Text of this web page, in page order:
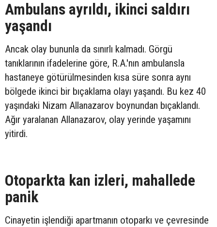
Ambulans ayrıldı, ikinci saldırı
yaşandı
Ancak olay bununla da sınırlı kalmadı. Görgü
tanıklarının ifadelerine göre, R.A.'nın ambulansla
hastaneye götürülmesinden kısa süre sonra aynı
bölgede ikinci bir bıçaklama olayı yaşandı. Bu kez 40
yaşındaki Nizam Allanazarov boynundan bıçaklandı.
Ağır yaralanan Allanazarov, olay yerinde yaşamını
yitirdi.
Otoparkta kan izleri, mahallede
panik
Cinayetin işlendiği apartmanın otoparkı ve çevresinde